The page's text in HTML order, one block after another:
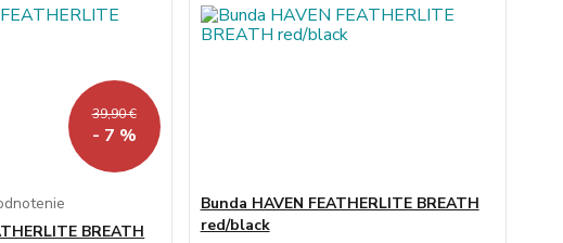
39,90 €
- 7 %
BREATH
Bunda HAVEN FEATHERLITE BREATH
red/black